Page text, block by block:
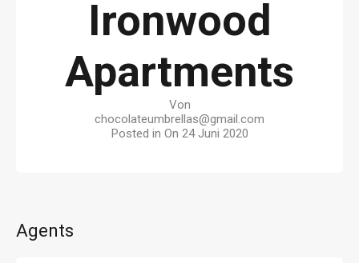
Ironwood
Apartments
Von
chocolateumbrellas@gmail.com
Posted in On 24 Juni 2020
Agents